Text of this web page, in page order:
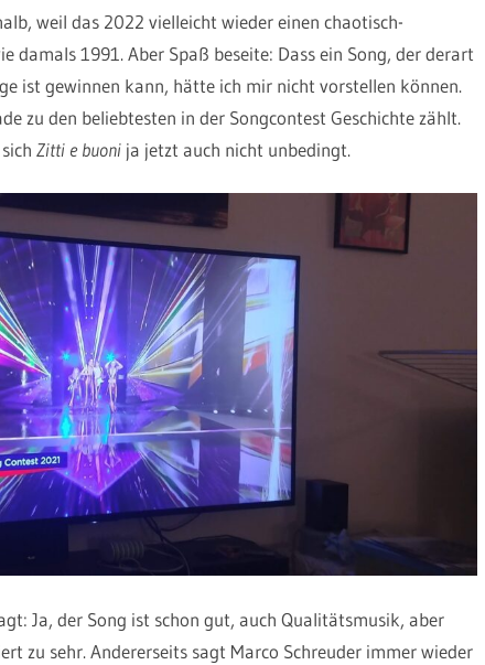
weil das 2022 vielleicht wieder einen chaotisch-
damals 1991. Aber Spaß beseite: Dass ein Song, der derart
ist gewinnen kann, hätte ich mir nicht vorstellen können.
zu den beliebtesten in der Songcontest Geschichte zählt.
Zitti e buonija jetzt auch nicht unbedingt.
Ja, der Song ist schon gut, auch Qualitätsmusik, aber
zu sehr. Andererseits sagt Marco Schreuder immer wieder